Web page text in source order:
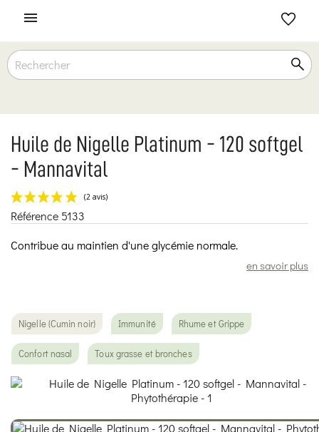

Huile de Nigelle Platinum - 120 softgel
- Mannavital
Référence 5133
Contribue au maintien d'une glycémie normale.
en savoir plus
Nigelle (Cumin noir) Immunité Rhume et Grippe
Confort nasal Toux grasse et bronches